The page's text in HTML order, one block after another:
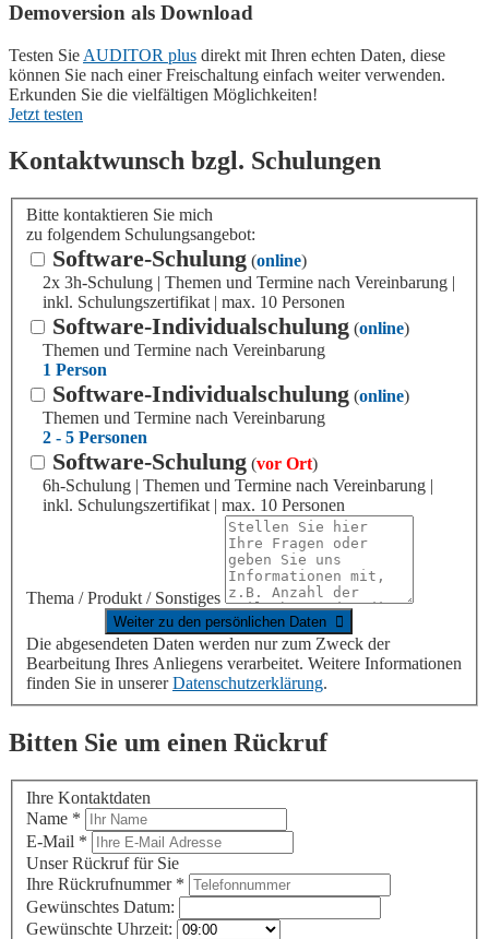
Demoversion als Download
Testen Sie AUDITOR plus direkt mit Ihren echten Daten, diese
können Sie nach einer Freischaltung einfach weiter verwenden.
Erkunden Sie die vielfältigen Möglichkeiten!
Jetzt testen
Kontaktwunsch bzgl. Schulungen
Bitte kontaktieren Sie mich
zu folgendem Schulungsangebot:
Software-Schulung (online)
2x 3h-Schulung | Themen und Termine nach Vereinbarung |
inkl. Schulungszertifikat | max. 10 Personen
Software-Individualschulung (online)
Themen und Termine nach Vereinbarung
1 Person
Software-Individualschulung (online)
Themen und Termine nach Vereinbarung
2 - 5 Personen
Software-Schulung (vor Ort)
6h-Schulung | Themen und Termine nach Vereinbarung |
inkl. Schulungszertifikat | max. 10 Personen
Thema / Produkt / Sonstiges
Die abgesendeten Daten werden nur zum Zweck der
Bearbeitung Ihres Anliegens verarbeitet. Weitere Informationen
finden Sie in unsererDatenschutzerklärung.
Bitten Sie um einen Rückruf
Ihre Kontaktdaten
Name *
E-Mail *
Unser Rückruf für Sie
Ihre Rückrufnummer *
Gewünschtes Datum:
Gewünschte Uhrzeit: